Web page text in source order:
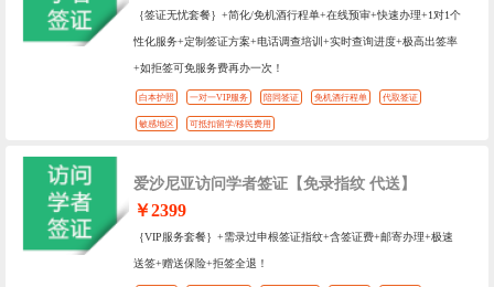
｛签证无忧套餐｝+简化/免机酒行程单+在线预审+快速办理+1对1个
性化服务+定制签证方案+电话调查培训+实时查询进度+极高出签率
+如拒签可免服务费再办一次！
白本护照 一对一VIP服务 陪同签证 免机酒行程单 代取签证
敏感地区 可抵扣留学/移民费用
爱沙尼亚访问学者签证【免录指纹 代送】
￥2399
｛VIP服务套餐｝+需录过申根签证指纹+含签证费+邮寄办理+极速
送签+赠送保险+拒签全退！